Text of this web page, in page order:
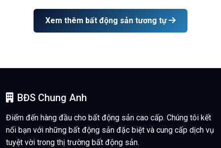
Xem thêm bất động sản tương tự
BĐS Chung Anh
Điểm đến hàng đầu cho bất động sản cao cấp. Chúng tôi kết
nối bạn với những bất động sản đặc biệt và cung cấp dịch vụ
tuyệt vời trong thị trường bất động sản.